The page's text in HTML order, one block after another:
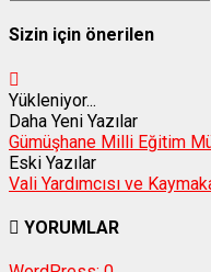
Sizin için önerilen
Yükleniyor...
Daha Yeni Yazılar
Gümüşhane Milli Eğitim
Eski Yazılar
Vali Yardımcısı ve
YORUMLAR